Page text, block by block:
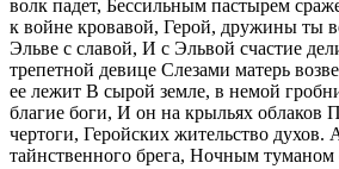
волк падет, Бессильным пастырем
к войне кровавой, Герой, дружины ты
Эльве с славой, И с Эльвой счастие
трепетной девице Слезами матерь
ее лежит В сырой земле, в немой
благие боги, И он на крыльях облаков
чертоги, Геройских жительство духов.
тайнственного брега, Ночным туманом